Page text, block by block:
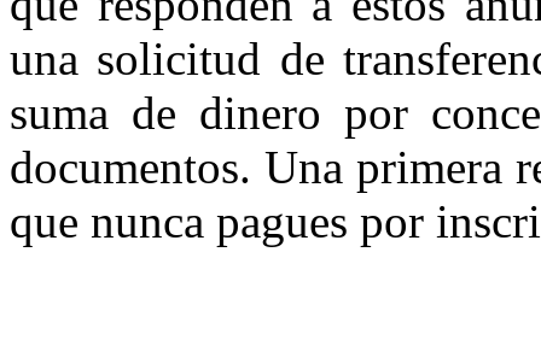
una solicitud de
suma de dinero por
documentos. Una primera
que nunca pagues por